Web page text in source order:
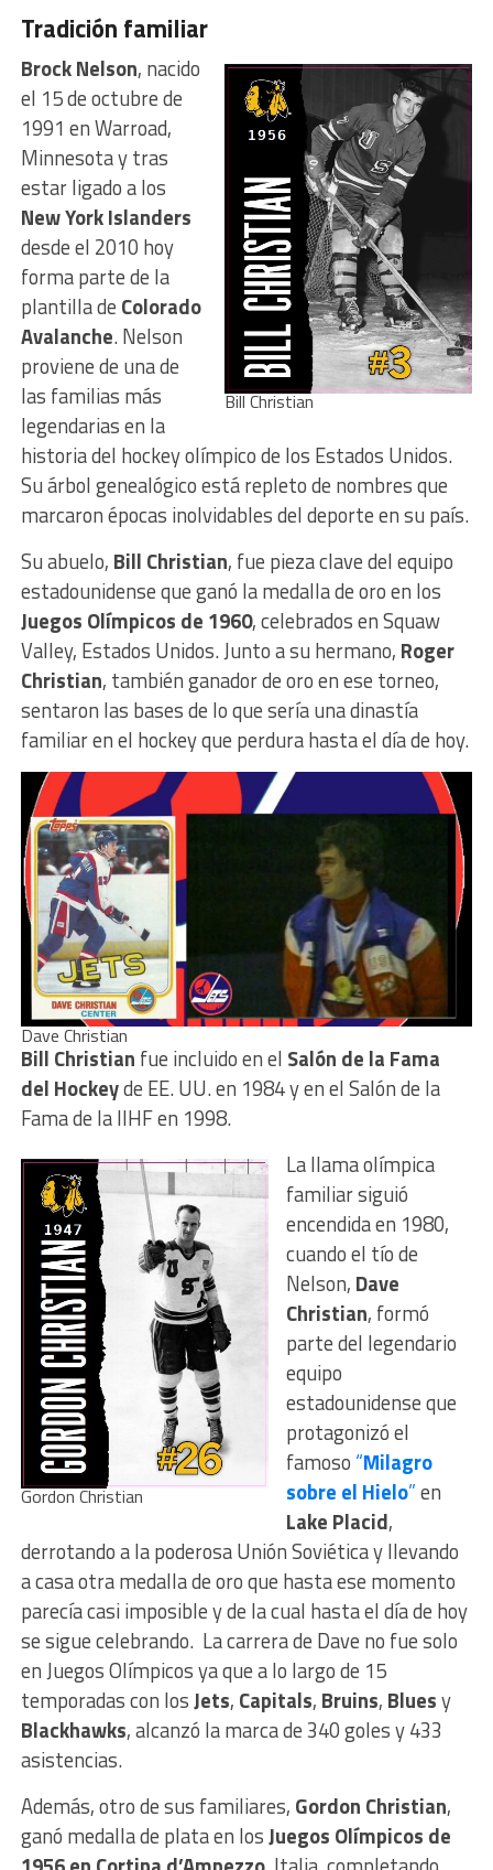
Tradición familiar
Bill Christian
Brock Nelson, nacido
el 15 de octubre de
1991 en Warroad,
Minnesota y tras
estar ligado a los
New York Islanders
desde el 2010 hoy
forma parte de la
plantilla de Colorado
Avalanche. Nelson
proviene de una de
las familias más
legendarias en la
historia del hockey olímpico de los Estados Unidos.
Su árbol genealógico está repleto de nombres que
marcaron épocas inolvidables del deporte en su país.
Su abuelo, Bill Christian, fue pieza clave del equipo
estadounidense que ganó la medalla de oro en los
Juegos Olímpicos de 1960, celebrados en Squaw
Valley, Estados Unidos. Junto a su hermano, Roger
Christian, también ganador de oro en ese torneo,
sentaron las bases de lo que sería una dinastía
familiar en el hockey que perdura hasta el día de hoy.
Dave Christian
Bill Christian fue incluido en el Salón de la Fama
del Hockeyde EE. UU. en 1984 y en el Salón de la
Fama de la IIHF en 1998.
Gordon Christian
La llama olímpica
familiar siguió
encendida en 1980,
cuando el tío de
Nelson, Dave
Christian, formó
parte del legendario
equipo
estadounidense que
protagonizó el
famoso “Milagro
sobre el Hielo”en
Lake Placid,
derrotando a la poderosa Unión Soviética y llevando
a casa otra medalla de oro que hasta ese momento
parecía casi imposible y de la cual hasta el día de hoy
se sigue celebrando. La carrera de Dave no fue solo
en Juegos Olímpicos ya que a lo largo de 15
temporadas con losJets, Capitals, Bruins, Bluesy
Blackhawks, alcanzó la marca de 340 goles y 433
asistencias.
Además, otro de sus familiares, Gordon Christian,
ganó medalla de plata en losJuegos Olímpicos de